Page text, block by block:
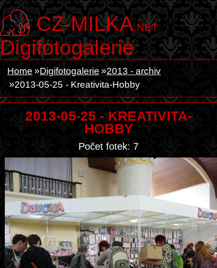
CZ-MILKA.NET
Digifotogalerie
Home Digifotogalerie
2013 - archiv
2013-05-25 - Kreativita-Hobby
2013-05-25 - KREATIVITA-
HOBBY
Počet fotek: 7